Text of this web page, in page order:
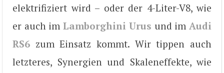
elektrifiziert wird – oder der 4-Liter-V8, wie
er auch imLamborghini Urus und imAudi
RS6 zum Einsatz kommt. Wir tippen auch
letzteres, Synergien und Skaleneffekte, wie